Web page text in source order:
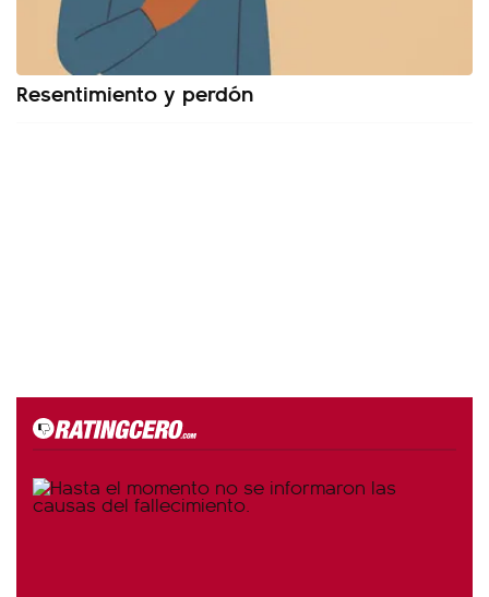
Resentimiento y perdón